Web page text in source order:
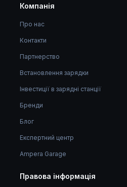
Компанія
Про нас
Контакти
Партнерство
Встановлення зарядки
Інвестиції в зарядні станції
Бренди
Блог
Експертний центр
Ampera Garage
Правова інформація